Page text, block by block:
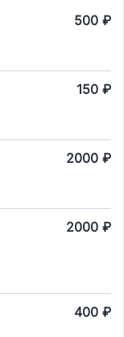
500 ₽
150 ₽
2000 ₽
2000 ₽
400 ₽